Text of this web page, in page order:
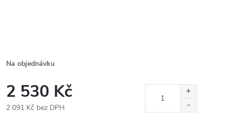
Na objednávku
2 530 Kč
2 091 Kč bez DPH